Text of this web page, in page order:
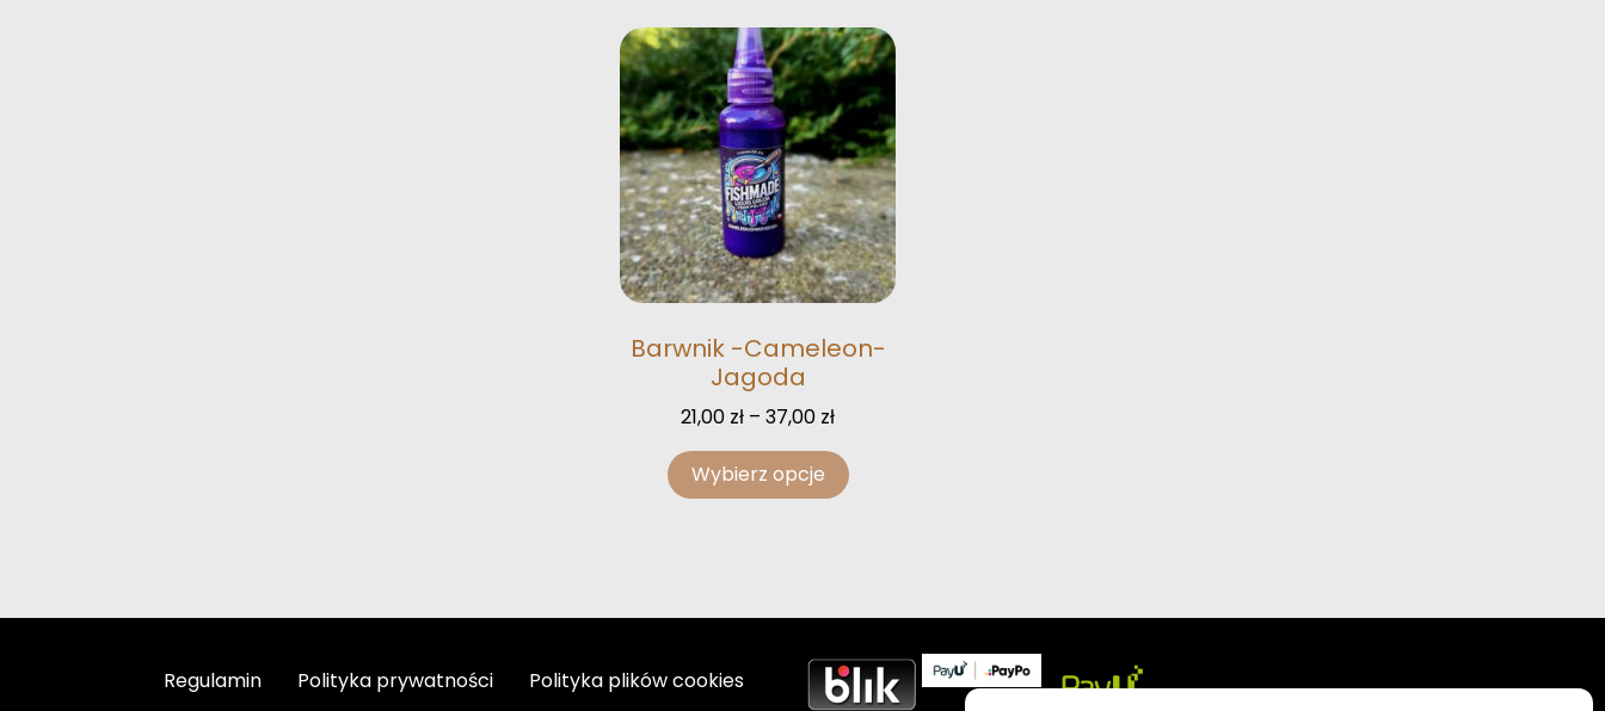
Barwnik -Cameleon-
Jagoda
21,00 zł – 37,00 zł
Wybierz opcje
Regulamin Polityka prywatności Polityka plików cookies